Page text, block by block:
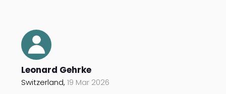
Leonard Gehrke
Switzerland,19 Mar 2026